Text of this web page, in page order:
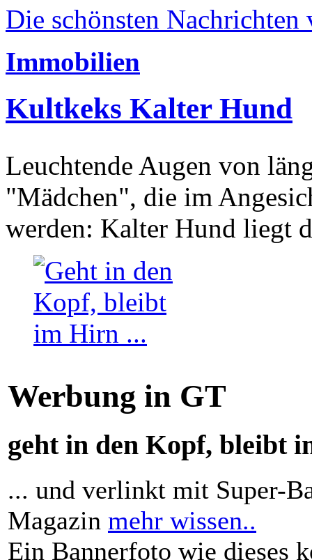
Die schönsten Nachrichten
Immobilien
Kultkeks Kalter Hund
Leuchtende Augen von
"Mädchen", die im
werden: Kalter Hund liegt
Werbung in GT
geht in den Kopf, bleibt
... und verlinkt mit Super-
Magazin mehr wissen..
Ein Bannerfoto wie dieses